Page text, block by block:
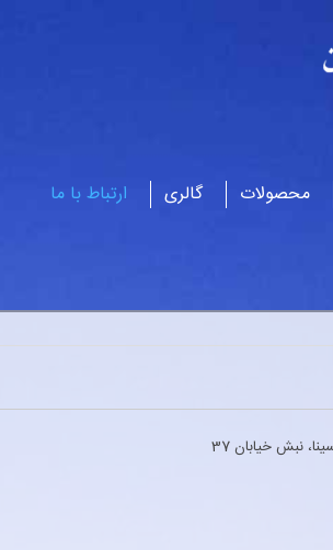
محصولات گالری ارتباط با ما
نبش خیابان 37